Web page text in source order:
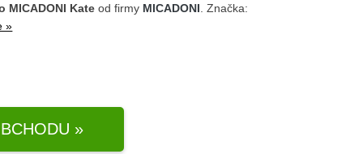
MICADONI Kate od firmy MICADONI . Značka:
»
»